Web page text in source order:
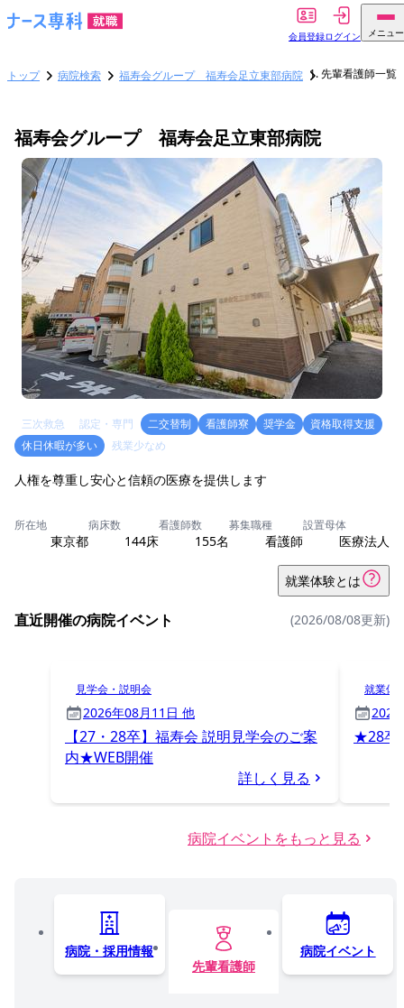
会員登録ログイン メニュー
トップ 病院検索 福寿会グループ 福寿会足立東部病院 先輩看護師一覧
福寿会グループ 福寿会足立東部病院
三次救急 認定・専門 二交替制 看護師寮 奨学金
資格取得支援
休日休暇が多い
残業少なめ
人権を尊重し安心と信頼の医療を提供します
所在地
東京都
病床数
144床
看護師数
155名
募集職種
看護師
設置母体
医療法人
就業体験とは
直近開催の病院イベント (2026/08/08更新)
見学会・説明会
2026年08月11日 他
【27・28卒】福寿会 説明見学会のご案
内★WEB開催
詳しく見る
就業体
2026
★28卒
病院イベントをもっと見る
病院・採用情報
先輩看護師
病院イベント